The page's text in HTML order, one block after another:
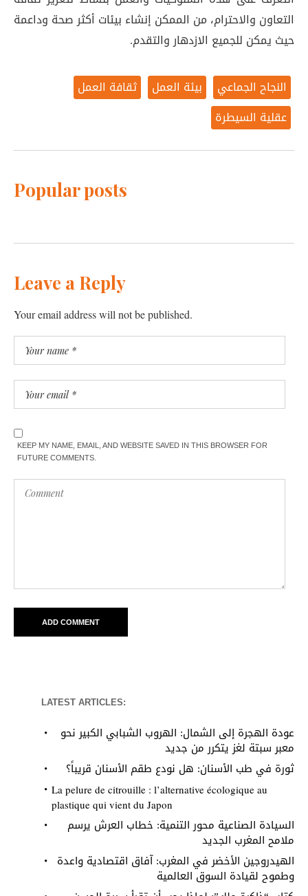
التعاون والاحترام، من الممكن إنشاء بيئات أكثر صحة وداعمة
حيث يمكن للجميع الازدهار والتقدم.
النجاح الجماعي بيئة العمل
ثقافة العمل
عقلية السيطرة
Popular posts
Leave a Reply
Your email address will not be published.
KEEP MY NAME, EMAIL, AND WEBSITE SAVED IN THIS BROWSER FOR
FUTURE COMMENTS.
LATEST ARTICLES:
عودة الهجرة إلى الشمال: الهروب الشبابي الكبير نحو
معبر سبتة لغز يتكرر من جديد
ثورة في طب الأسنان: هل نودع طقم الأسنان قريباً؟
La pelure de citrouille : l’alternative écologique au
plastique qui vient du Japon
السيادة الصناعية محور التنمية: خطاب العرش يرسم
ملامح المغرب الجديد
الهيدروجين الأخضر في المغرب: آفاق اقتصادية واعدة
وطموح لقيادة السوق العالمية